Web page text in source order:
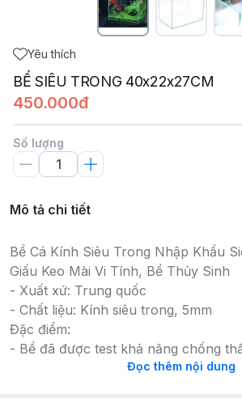
Yêu thích
BỂ SIÊU TRONG 40x22x27CM
450.000đ
Số lượng
Mô tả chi tiết
Bể Cá Kính Siêu Trong Nhập Khẩu
Giấu Keo Mài Vi Tính, Bể Thủy Sinh
- Xuất xứ: Trung quốc
- Chất liệu: Kính siêu trong, 5mm
Đặc điểm:
- Bể đã được test khả năng chống
- Kích thước bể: bể dài 40cm, 45cm,
Đọc thêm nội dung